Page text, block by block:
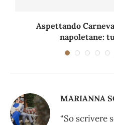
Aspettando
napoletane:
MARIANNA
“So scrivere